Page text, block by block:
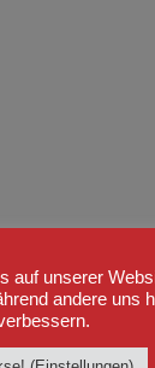
auf unserer
andere uns